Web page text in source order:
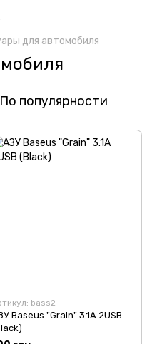
для автомобиля
По популярности
bass2
Baseus "Grain" 3.1A 2USB